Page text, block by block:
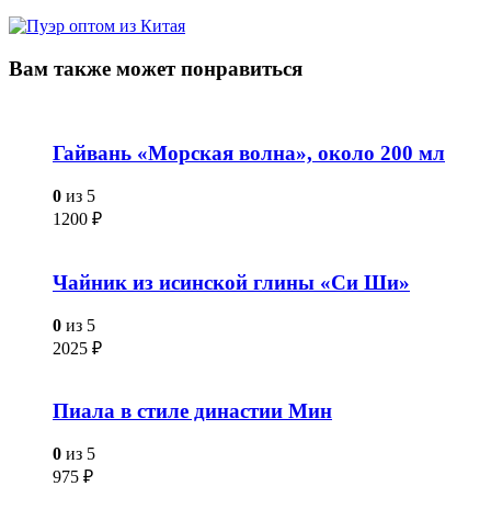
Вам также может понравиться
Гайвань «Морская волна», около 200 мл
0 из 5
1200 ₽
Чайник из исинской глины «Си Ши»
0 из 5
2025 ₽
Пиала в стиле династии Мин
0 из 5
975 ₽